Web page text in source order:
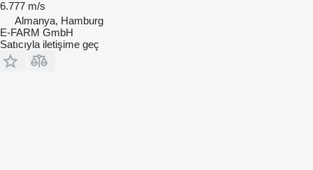
6.777 m/s
Almanya, Hamburg
E-FARM GmbH
Satıcıyla iletişime geç